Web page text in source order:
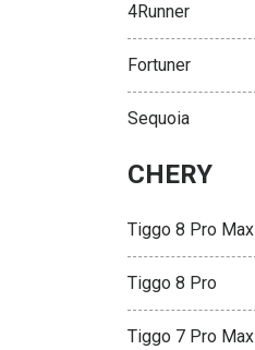
4Runner
Fortuner
Sequoia
CHERY
Tiggo 8 Pro Max
Tiggo 8 Pro
Tiggo 7 Pro Max